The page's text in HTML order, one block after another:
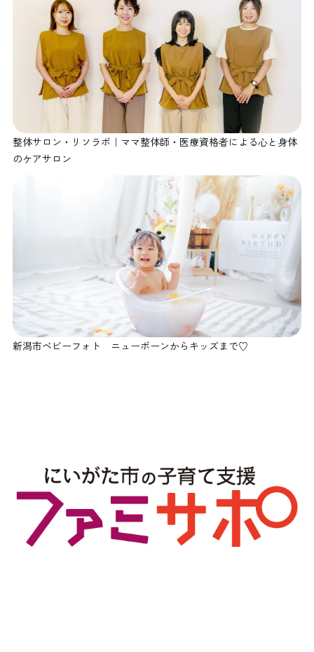
整体サロン・リソラボ｜ママ整体師・医療資格者による心と身体
のケアサロン
新潟市ベビーフォト ニューボーンからキッズまで♡